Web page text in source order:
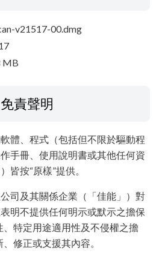
v21517-00.dmg
MB
免責聲明
體、程式（包括但不限於驅動程
手冊、使用說明書或其他任何資
皆按“原樣”提供。
司及其關係企業（「佳能」）對
明不提供任何明示或默示之擔保
特定用途適用性及不侵權之擔
修正或支援其內容。